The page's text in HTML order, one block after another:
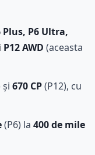
Plus, P6 Ultra,
AWD (aceasta
și 670 CP(P12), cu
(P6) la 400 de mile